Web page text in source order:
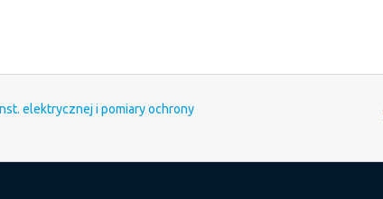
elektrycznej i pomiary ochrony